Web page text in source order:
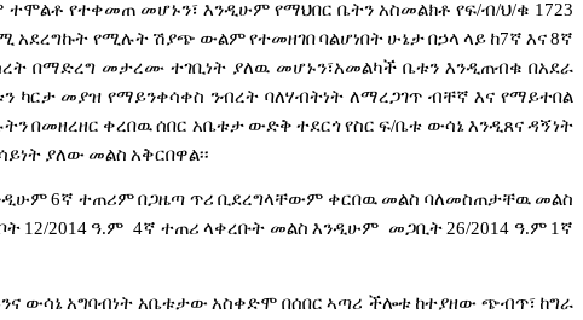
ተሞልቶ የተቀመጠ መሆኑን፣ እንዲሁም የማህበር ቤትን አስመልክቶ የፍ/ብ/ህ/ቁ 1723
አደረግኩት የሚሉት ሽያጭ ውልም የተመዘገበ ባልሆነበት ሁኔታበኃላ ላይ ከ7ኛ እና 8ኛ
በማድረግ መታረሙ ተገቢነት ያለዉ መሆኑን፣አመልካች ቤቱን እንዲጠብቁ በአደራ
ካርታ መያዝ የማይንቀሳቀስ ንብረት ባለሃብትነት ለማረጋገጥ ብቸኛ እና የማይተበል
በመዘረዘር ቀረበዉ ሰበር አቤቱታ ውድቅ ተደርጎ የስር ፍ/ቤቱ ውሳኔ እንዲጸና ዳኝነት
ያለው መልስ አቅርበዋል፡፡
6ኛ ተጠሪም በጋዜጣ ጥሪ ቢደረግላቸውም ቀርበዉ መልስ ባለመስጠታቸዉ መልስ
12/2014 ዓ.ም 4ኛ ተጠሪ ላቀረቡት መልስ እንዲሁም መጋቢት 26/2014 ዓ.ም 1 ኛ
ውሳኔ አግባብነት አቤቱታው አስቀድሞ በሰበር ኣጣሪ ችሎቱ ከተያዘው ጭብጥ፣ ከግራ